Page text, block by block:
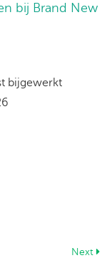
bij Brand New
bijgewerkt
Next